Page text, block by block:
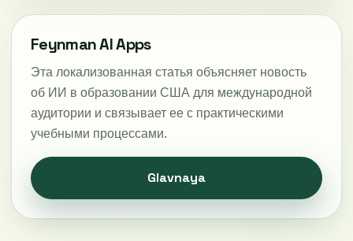
Feynman AI Apps
Эта локализованная статья объясняет новость
об ИИ в образовании США для международной
аудитории и связывает ее с практическими
учебными процессами.
Glavnaya